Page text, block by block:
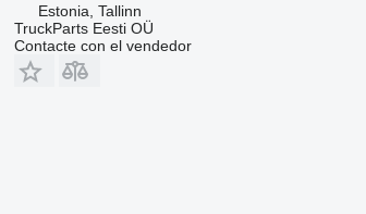
Estonia, Tallinn
TruckParts Eesti OÜ
Contacte con el vendedor